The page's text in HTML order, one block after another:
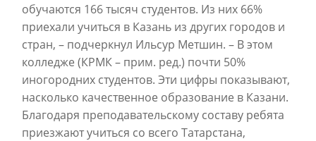
обучаются 166 тысяч студентов. Из них 66%
приехали учиться в Казань из других городов и
стран, – подчеркнул Ильсур Метшин. – В этом
колледже (КРМК – прим. ред.) почти 50%
иногородних студентов. Эти цифры показывают,
насколько качественное образование в Казани.
Благодаря преподавательскому составу ребята
приезжают учиться со всего Татарстана,